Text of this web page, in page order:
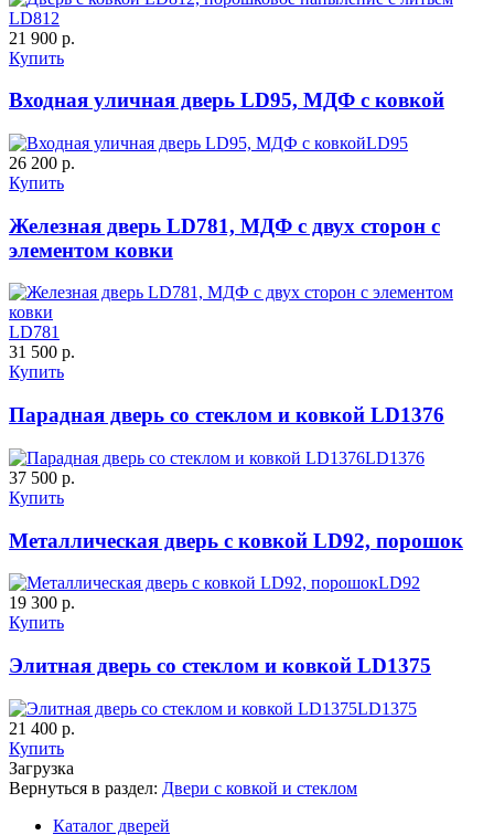
ДУБ БЕЛЁНЫЙ ДЗП
C63 C64
C65 C66
LD812
21 900 р.
Купить
Входная уличная дверь LD95, МДФ с ковкой
LD95
26 200 р.
Купить
Железная дверь LD781, МДФ с двух сторон с
элементом ковки
LD781
31 500 р.
Купить
Парадная дверь со стеклом и ковкой LD1376
LD1376
37 500 р.
Купить
Металлическая дверь с ковкой LD92, порошок
LD92
19 300 р.
Купить
Элитная дверь со стеклом и ковкой LD1375
LD1375
21 400 р.
Купить
Загрузка
Вернуться в раздел: Двери с ковкой и стеклом
Каталог дверей